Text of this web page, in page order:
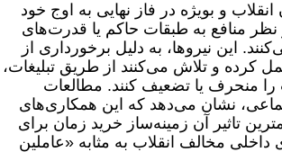
و بویژه در فاز نهایی به اوج خود
نظر منافع به طبقات حاکم یا قدرت‌های
این نیروها، به دلیل برخورداری از
کرده و تلاش می‌کنند از طریق تبلیغات،
را منحرف یا تضعیف کنند. مطالعات
نشان می‌دهد که این همکاری‌های
تاثیر آن زمینه‌ساز خرید زمان برای
مخالف انقلاب به مثابه «عاملین